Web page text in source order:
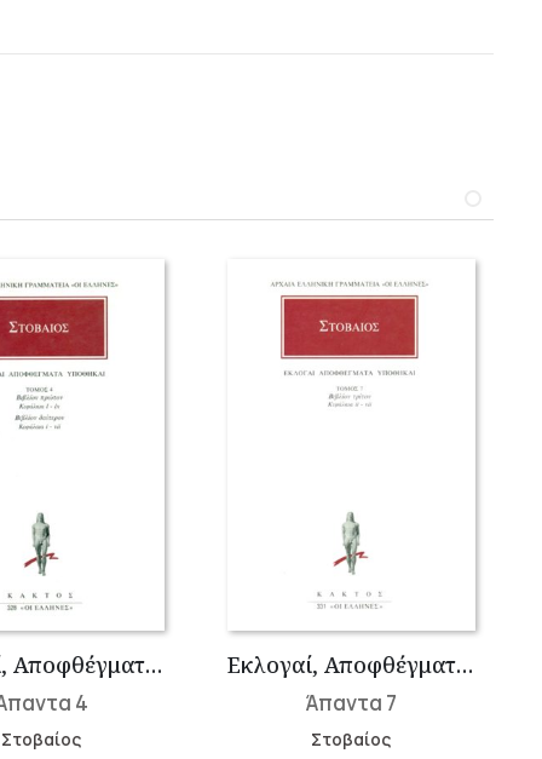
Εκλογαί, Αποφθέγματα, Υποθήκαι Α΄ 50 – Β΄ 7
4
Στοβαίος
Εκλογαί, Αποφθέγματα, Υποθήκαι Γ΄ 2-7
Άπαντα 7
Στοβαίος